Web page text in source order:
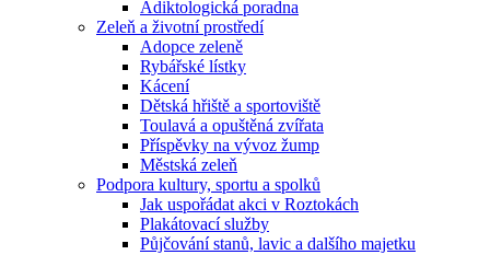
Adiktologická poradna
Zeleň a životní prostředí
Adopce zeleně
Rybářské lístky
Kácení
Dětská hřiště a sportoviště
Toulavá a opuštěná zvířata
Příspěvky na vývoz žump
Městská zeleň
Podpora kultury, sportu a spolků
Jak uspořádat akci v Roztokách
Plakátovací služby
Půjčování stanů, lavic a dalšího majetku